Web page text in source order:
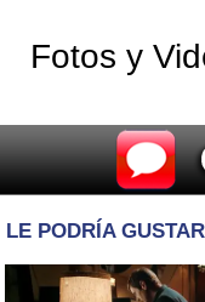
Fotos y